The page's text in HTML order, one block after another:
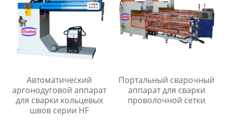
Автоматический
аргонодуговой аппарат
для сварки кольцевых
швов серии HF
Портальный сварочный
аппарат для сварки
проволочной сетки